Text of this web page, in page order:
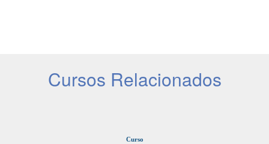
Cursos Relacionados
Curso